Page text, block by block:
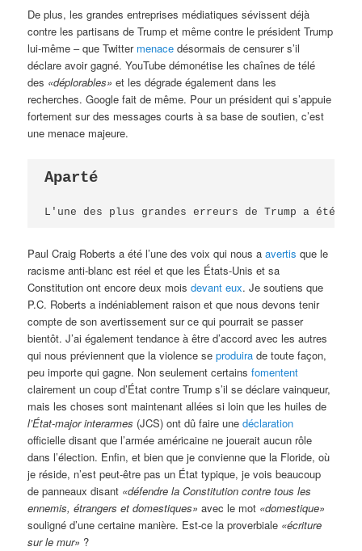
De plus, les grandes entreprises médiatiques sévissent déjà
contre les partisans de Trump et même contre le président Trump
lui-même – que Twitter menace désormais de censurer s’il
déclare avoir gagné. YouTube démonétise les chaînes de télé
des «déplorables» et les dégrade également dans les
recherches. Google fait de même. Pour un président qui s’appuie
fortement sur des messages courts à sa base de soutien, c’est
une menace majeure.
Aparté
L'une des plus grandes erreurs de Trump a été
Paul Craig Roberts a été l’une des voix qui nous aavertis que le
racisme anti-blanc est réel et que les États-Unis et sa
Constitution ont encore deux moisdevant eux. Je soutiens que
P.C. Roberts a indéniablement raison et que nous devons tenir
compte de son avertissement sur ce qui pourrait se passer
bientôt. J’ai également tendance à être d’accord avec les autres
qui nous préviennent que la violence seproduira de toute façon,
peu importe qui gagne. Non seulement certainsfomentent
clairement un coup d’État contre Trump s’il se déclare vainqueur,
mais les choses sont maintenant allées si loin que les huiles de
l’État-major interarmes (JCS) ont dû faire unedéclaration
officielle disant que l’armée américaine ne jouerait aucun rôle
dans l’élection. Enfin, et bien que je convienne que la Floride, où
je réside, n’est peut-être pas un État typique, je vois beaucoup
de panneaux disant «défendre la Constitution contre tous les
ennemis, étrangers et domestiques» avec le mot «domestique»
souligné d’une certaine manière. Est-ce la proverbiale «écriture
sur le mur» ?